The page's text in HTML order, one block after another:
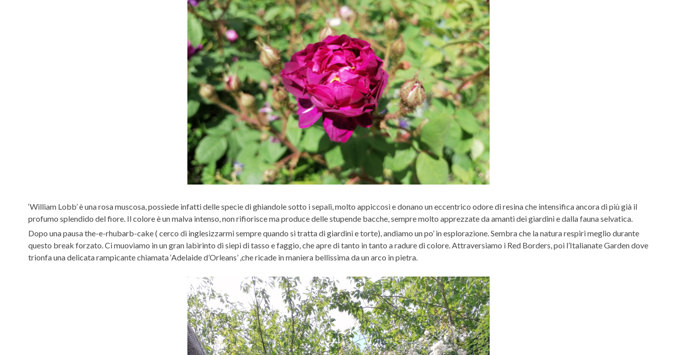
‘William Lobb’ è una rosa muscosa, possiede infatti delle specie di ghiandole sotto i sepali, molto appiccosi e donano un eccentrico odore di resina che intensifica ancora di più già il
profumo splendido del fiore. Il colore è un malva intenso, non rifiorisce ma produce delle stupende bacche, sempre molto apprezzate da amanti dei giardini e dalla fauna selvatica.
Dopo una pausa the-e-rhubarb-cake ( cerco di inglesizzarmi sempre quando si tratta di giardini e torte), andiamo un po’ in esplorazione. Sembra che la natura respiri meglio durante
questo break forzato. Ci muoviamo in un gran labirinto di siepi di tasso e faggio, che apre di tanto in tanto a radure di colore. Attraversiamo i Red Borders, poi l’Italianate Garden dove
trionfa una delicata rampicante chiamata ‘Adelaide d’Orleans’ ,che ricade in maniera bellissima da un arco in pietra.